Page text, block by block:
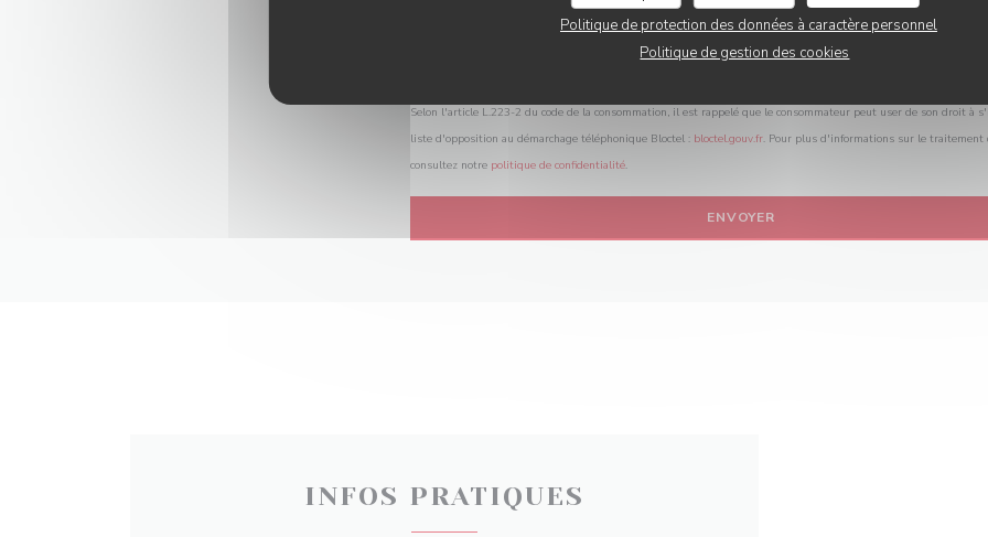
Politique de protection des données à caractère personnel
Politique de gestion des cookies
Selon l'article L.223-2 du code de la consommation, il est rappelé que le consommateur peut user de son droit à
liste d'opposition au démarchage téléphonique Bloctel : bloctel.gouv.fr. Pour plus d'informations sur le traitement
consultez notre politique de confidentialité.
INFOS PRATIQUES